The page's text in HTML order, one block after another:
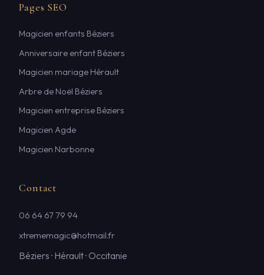
Pages SEO
Magicien enfants Béziers
Anniversaire enfant Béziers
Magicien mariage Hérault
Arbre de Noël Béziers
Magicien entreprise Béziers
Magicien Agde
Magicien Narbonne
Contact
06 64 67 79 94
xtrememagic@hotmail.fr
Béziers · Hérault · Occitanie